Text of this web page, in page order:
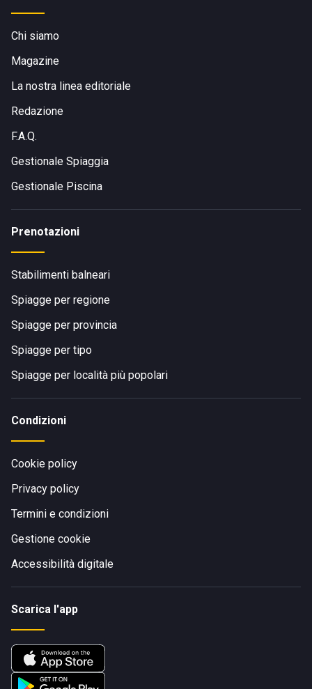
Chi siamo
Magazine
La nostra linea editoriale
Redazione
F.A.Q.
Gestionale Spiaggia
Gestionale Piscina
Prenotazioni
Stabilimenti balneari
Spiagge per regione
Spiagge per provincia
Spiagge per tipo
Spiagge per località più popolari
Condizioni
Cookie policy
Privacy policy
Termini e condizioni
Gestione cookie
Accessibilità digitale
Scarica l'app